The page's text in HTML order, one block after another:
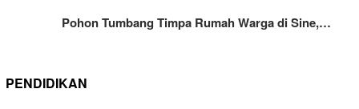
Pohon Tumbang Timpa Rumah Warga di Sine,…
PENDIDIKAN